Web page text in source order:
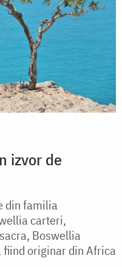
izvor de
din familia
carteri,
Boswellia
originar din Africa